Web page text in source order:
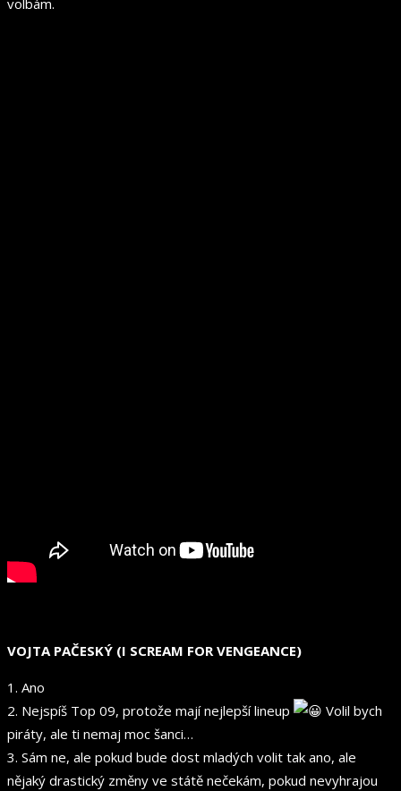
VOJTA PAČESKÝ (I SCREAM FOR VENGEANCE)
1. Ano
2. Nejspíš Top 09, protože mají nejlepší lineup
Volil bych
piráty, ale ti nemaj moc šanci…
3. Sám ne, ale pokud bude dost mladých volit tak ano, ale
nějaký drastický změny ve státě nečekám, pokud nevyhrajou